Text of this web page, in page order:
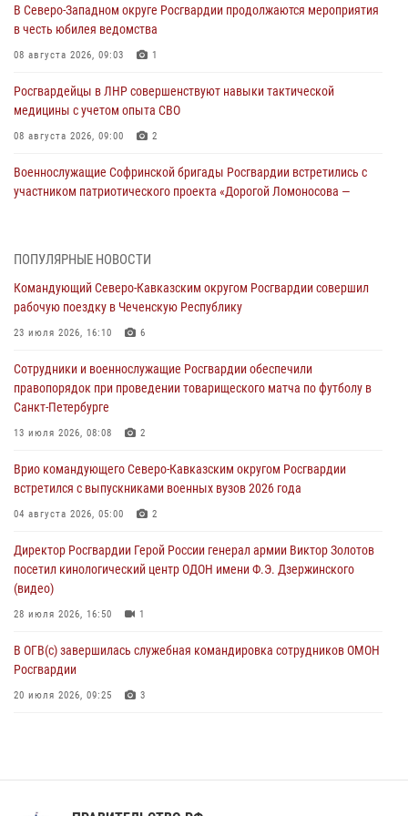
В Северо-Западном округе Росгвардии продолжаются мероприятия
в честь юбилея ведомства
08 августа 2026, 09:03 1
Росгвардейцы в ЛНР совершенствуют навыки тактической
медицины с учетом опыта СВО
08 августа 2026, 09:00 2
Военнослужащие Софринской бригады Росгвардии встретились с
участником патриотического проекта «Дорогой Ломоносова —
Кузбассе
08 августа 2026, 07:00
настольному теннису ко Дню физкультурника
08 августа 2026, 07:00
ОМОН «Ойрат» Управления Росгвардии по Республике Калмыкия
08 августа 2026, 07:00
В Москве росгвардейцы оказали помощь медикам и девушке с
08 августа 2026, 06:32 1
ПОПУЛЯРНЫЕ НОВОСТИ
Командующий Северо-Кавказским округом Росгвардии совершил
рабочую поездку в Чеченскую Республику
23 июля 2026, 16:10 6
Сотрудники и военнослужащие Росгвардии обеспечили
правопорядок при проведении товарищеского матча по футболу в
Санкт-Петербурге
13 июля 2026, 08:08 2
Врио командующего Северо-Кавказским округом Росгвардии
встретился с выпускниками военных вузов 2026 года
04 августа 2026, 05:00 2
Директор Росгвардии Герой России генерал армии Виктор Золотов
посетил кинологический центр ОДОН имени Ф.Э. Дзержинского
(видео)
28 июля 2026, 16:50 1
В ОГВ(с) завершилась служебная командировка сотрудников ОМОН
Росгвардии
20 июля 2026, 09:25 3